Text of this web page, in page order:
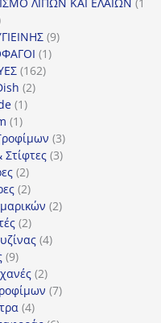
99
11
162162
22
11
11
προϊόν33
προϊόντα
33
22
προϊόντα
22
προϊόντα
22
22
προϊόντα
44
99
προϊόντα
22
προϊόντα
77
44